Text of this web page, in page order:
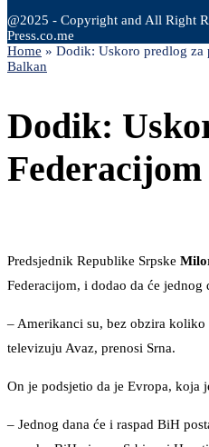
@2025 - Copyright and All Right
Press.co.me
Home » Dodik: Uskoro predlog za
Balkan
Dodik:
Federacijom
Predsjednik Republike Srpske
Federacijom, i dodao da će jednog
– Amerikanci su, bez obzira
televizuju Avaz, prenosi Srna.
On je podsjetio da je Evropa, koja
– Jednog dana će i raspad BiH